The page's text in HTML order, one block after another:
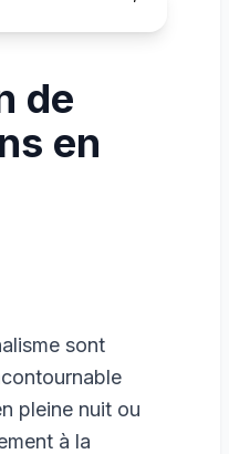
de
en
sont
pleine nuit ou
à la